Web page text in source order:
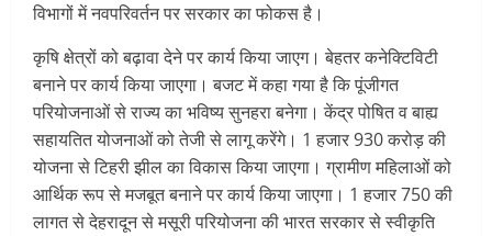
विभागों में नवपरिवर्तन पर सरकार का फोकस है।
कृषि क्षेत्रों को बढ़ावा देने पर कार्य किया जाएग। बेहतर कनेक्टिविटी
बनाने पर कार्य किया जाएगा। बजट में कहा गया है कि पूंजीगत
परियोजनाओं से राज्य का भविष्य सुनहरा बनेगा। केंद्र पोषित व बाह्य
सहायतित योजनाओं को तेजी से लागू करेंगे। 1 हजार 930 करोड़ की
योजना से टिहरी झील का विकास किया जाएगा। ग्रामीण महिलाओं को
आर्थिक रूप से मजबूत बनाने पर कार्य किया जाएगा। 1 हजार 750 की
लागत से देहरादून से मसूरी परियोजना की भारत सरकार से स्वीकृति